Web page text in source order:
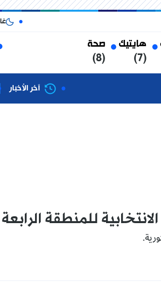
هايتيك
(7)
صحة
(8)
آخر الأخبار
للمنطقة الرابعة